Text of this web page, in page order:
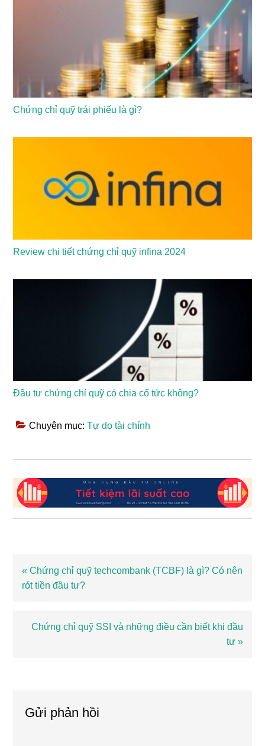
Chứng chỉ quỹ trái phiếu là gì?
Review chi tiết chứng chỉ quỹ infina 2024
Đầu tư chứng chỉ quỹ có chia cổ tức không?
Chuyên mục:Tự do tài chính
Bài
viết
« Chứng chỉ quỹ techcombank (TCBF) là gì? Có nên
rót tiền đầu tư?
Bài
Chứng chỉ quỹ SSI và những điều cần biết khi đầu
tư »
Gửi phản hồi